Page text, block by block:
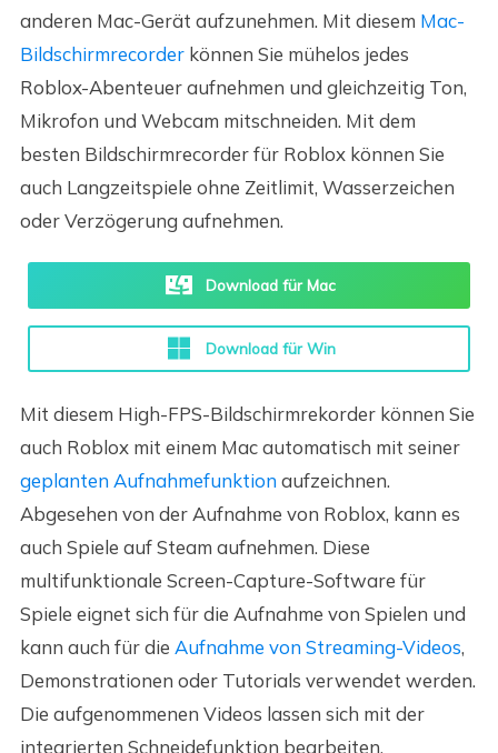
anderen Mac-Gerät aufzunehmen. Mit diesem Mac-
Bildschirmrecorderkönnen Sie mühelos jedes
Roblox-Abenteuer aufnehmen und gleichzeitig Ton,
Mikrofon und Webcam mitschneiden. Mit dem
besten Bildschirmrecorder für Roblox können Sie
auch Langzeitspiele ohne Zeitlimit, Wasserzeichen
oder Verzögerung aufnehmen.
Download für Mac
Download für Win
Mit diesem High-FPS-Bildschirmrekorder können Sie
auch Roblox mit einem Mac automatisch mit seiner
geplanten Aufnahmefunktionaufzeichnen.
Abgesehen von der Aufnahme von Roblox, kann es
auch Spiele auf Steam aufnehmen. Diese
multifunktionale Screen-Capture-Software für
Spiele eignet sich für die Aufnahme von Spielen und
kann auch für die Aufnahme von Streaming-Videos,
Demonstrationen oder Tutorials verwendet werden.
Die aufgenommenen Videos lassen sich mit der
integrierten Schneidefunktion bearbeiten.